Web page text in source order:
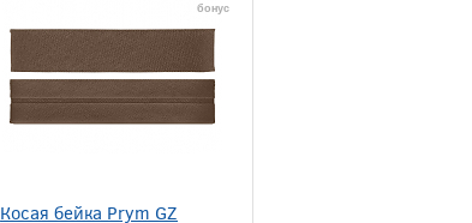
бонус
Косая бейка Prym GZ